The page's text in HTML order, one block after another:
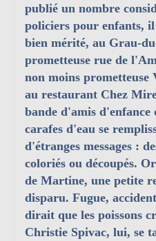
publié un nombre
policiers pour enfants,
bien mérité, au Grau-
prometteuse rue de
non moins
au restaurant Chez
bande d'amis d'enfance
carafes d'eau se
d'étranges messages :
coloriés ou découpés.
de Martine, une petite
disparu. Fugue,
dirait que les poissons
Christie Spivac, lui, se